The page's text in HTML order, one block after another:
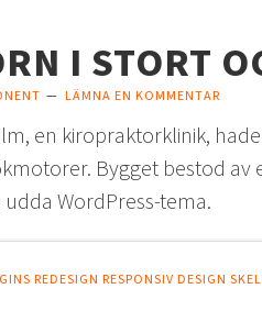
I STORT
LÄMNA EN KOMMENTAR
en kiropraktorklinik,
Bygget bestod av
WordPress-tema.
REDESIGN RESPONSIV DESIGN